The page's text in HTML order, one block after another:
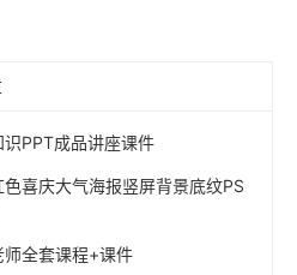
识PPT成品讲座课件
色喜庆大气海报竖屏背景底纹PS
师全套课程+课件